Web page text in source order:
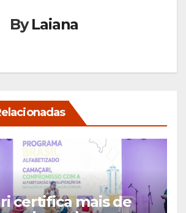
ByLaiana
certifica mais de